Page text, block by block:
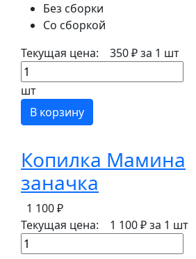
Без сборки
Со сборкой
Текущая цена:
350 ₽за 1 шт
шт
В корзину
Копилка Мамина
заначка
1 100 ₽
Текущая цена:
1 100 ₽за 1 шт